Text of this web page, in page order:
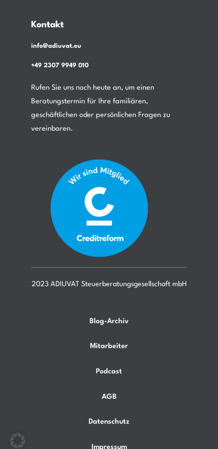
Kontakt
info@adiuvat.eu
+49 2307 9949 010
Rufen Sie uns noch heute an, um einen
Beratungstermin für Ihre familiären,
geschäftlichen oder persönlichen Fragen zu
vereinbaren.
2023 ADIUVAT Steuerberatungsgesellschaft mbH
Blog-Archiv
Mitarbeiter
Podcast
AGB
Datenschutz
Impressum